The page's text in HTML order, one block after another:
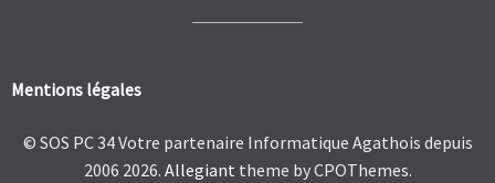
Mentions légales
© SOS PC 34 Votre partenaire Informatique Agathois depuis
2006 2026. Allegiant theme by CPOThemes.